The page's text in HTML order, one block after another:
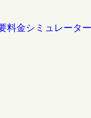
料金シミュレーター